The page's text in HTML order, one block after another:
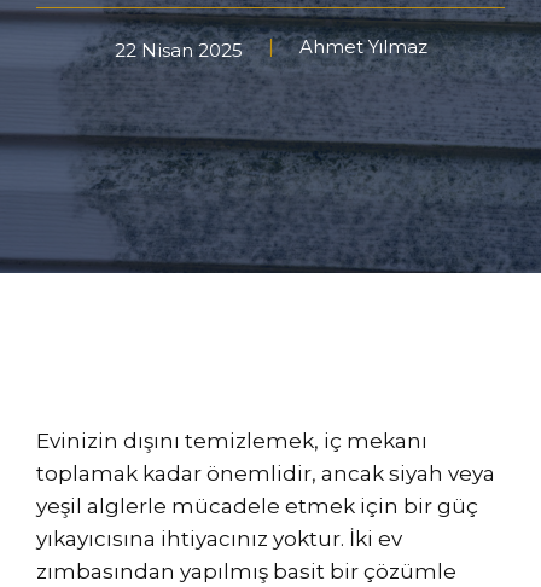
22 Nisan 2025 Ahmet Yılmaz
Evinizin dışını temizlemek, iç mekanı
toplamak kadar önemlidir, ancak siyah veya
yeşil alglerle mücadele etmek için bir güç
yıkayıcısına ihtiyacınız yoktur. İki ev
zımbasından yapılmış basit bir çözümle